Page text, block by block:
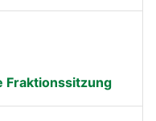
Fraktionssitzung